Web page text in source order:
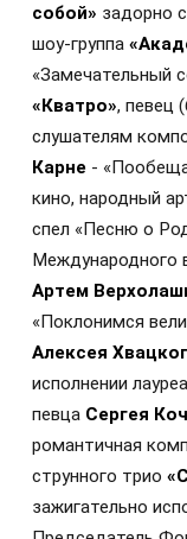
собой» задорно
шоу-группа
«Замечательный
«Кватро», певец
слушателям
Карне -
кино, народный
спел «Песню о
Международного
Артем
«Поклонимся
Алексея
исполнении
певца Сергея
романтичная
струнного трио
зажигательно